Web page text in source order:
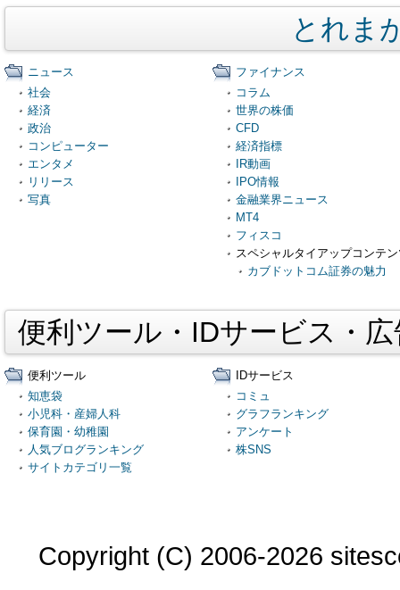
とれま
ニュース
社会
経済
政治
コンピューター
エンタメ
リリース
写真
ファイナンス
コラム
世界の株価
CFD
経済指標
IR動画
IPO情報
金融業界ニュース
MT4
フィスコ
スペシャルタイアップコンテ
カブドットコム証券の魅力
便利ツール・IDサービス・
便利ツール
知恵袋
小児科・産婦人科
保育園・幼稚園
人気ブログランキング
サイトカテゴリ一覧
IDサービス
コミュ
グラフランキング
アンケート
株SNS
Copyright (C) 2006-2026